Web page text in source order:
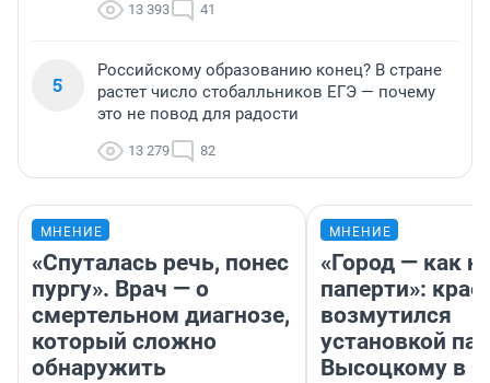
13 393 41
5
Российскому образованию конец? В стране
растет число стобалльников ЕГЭ — почему
это не повод для радости
13 279 82
МНЕНИЕ
«Спуталась речь, понес
пургу». Врач — о
смертельном диагнозе,
который сложно
обнаружить
МНЕНИЕ
«Город — как
паперти»:
возмутился
установкой
Высоцкому в